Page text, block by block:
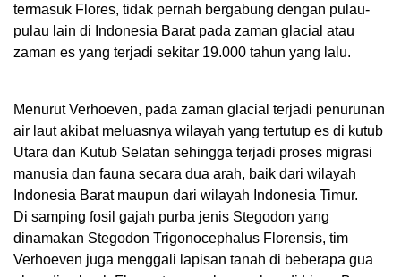
termasuk Flores, tidak pernah bergabung dengan pulau-
pulau lain di Indonesia Barat pada zaman glacial atau
zaman es yang terjadi sekitar 19.000 tahun yang lalu.
Menurut Verhoeven, pada zaman glacial terjadi penurunan
air laut akibat meluasnya wilayah yang tertutup es di kutub
Utara dan Kutub Selatan sehingga terjadi proses migrasi
manusia dan fauna secara dua arah, baik dari wilayah
Indonesia Barat maupun dari wilayah Indonesia Timur.
Di samping fosil gajah purba jenis Stegodon yang
dinamakan Stegodon Trigonocephalus Florensis, tim
Verhoeven juga menggali lapisan tanah di beberapa gua